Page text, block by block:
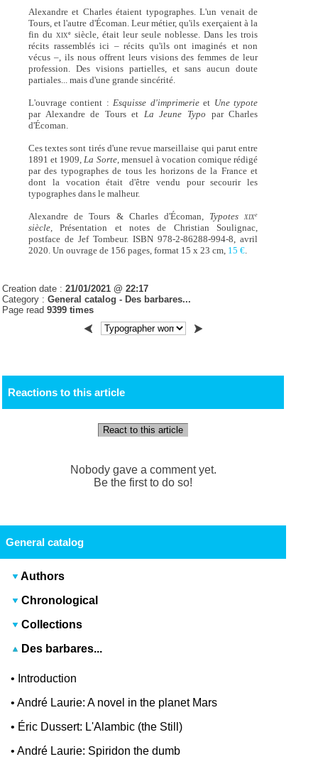
Alexandre et Charles étaient typographes. L'un venait de
Tours, et l'autre d'Écoman. Leur métier, qu'ils exerçaient à la
fin duXIXe siècle, était leur seule noblesse. Dans les trois
récits rassemblés ici – récits qu'ils ont imaginés et non
vécus –, ils nous offrent leurs visions des femmes de leur
profession. Des visions partielles, et sans aucun doute
partiales... mais d'une grande sincérité.
L'ouvrage contient : Esquisse d'imprimerieet Une typote
par Alexandre de Tours et La Jeune Typo par Charles
d'Écoman.
Ces textes sont tirés d'une revue marseillaise qui parut entre
1891 et 1909,La Sorte, mensuel à vocation comique rédigé
par des typographes de tous les horizons de la France et
dont la vocation était d'être vendu pour secourir les
typographes dans le malheur.
Alexandre de Tours & Charles d'Écoman, TypotesXIXe
siècle, Présentation et notes de Christian Soulignac,
postface de Jef Tombeur. ISBN 978-2-86288-994-8, avril
2020. Un ouvrage de 156 pages, format 15 x 23 cm, 15 €.
Creation date :21/01/2021 @ 22:17
Category :General catalog - Des barbares...
Page read9399 times
Reactions to this article
React to this article
Nobody gave a comment yet.
Be the first to do so!
General catalog
Authors
Chronological
Collections
Des barbares...
• Introduction
•André Laurie: A novel in the planet Mars
• Éric Dussert: L'Alambic (the Still)
•André Laurie: Spiridon the dumb